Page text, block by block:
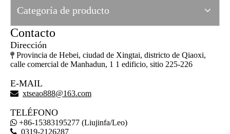
Categoría de producto
Contacto
Dirección
 Provincia de Hebei, ciudad de Xingtai, districto de Qiaoxi,
calle comercial de Manhadun, 1 1 edificio, sitio 225-226
E-MAIL
 xtseao888@163.com
TELÉFONO
 +86-15383195277 (Liujinfa/Leo)
 0319-2126287